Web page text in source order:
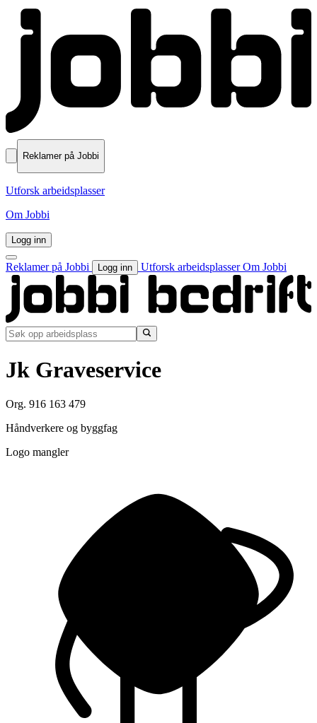
Reklamer på Jobbi
Utforsk arbeidsplasser
Om Jobbi
Logg inn
Reklamer på Jobbi Logg inn Utforsk arbeidsplasserOm Jobbi
Jk Graveservice
Org. 916 163 479
Håndverkere og byggfag
Logo mangler